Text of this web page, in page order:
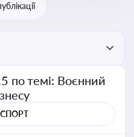
по темі: Воєнний